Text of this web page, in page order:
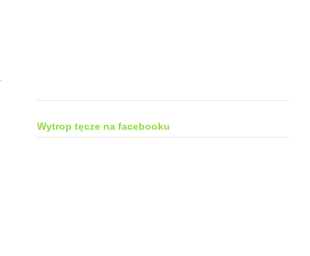
Wytrop tęcze na facebooku